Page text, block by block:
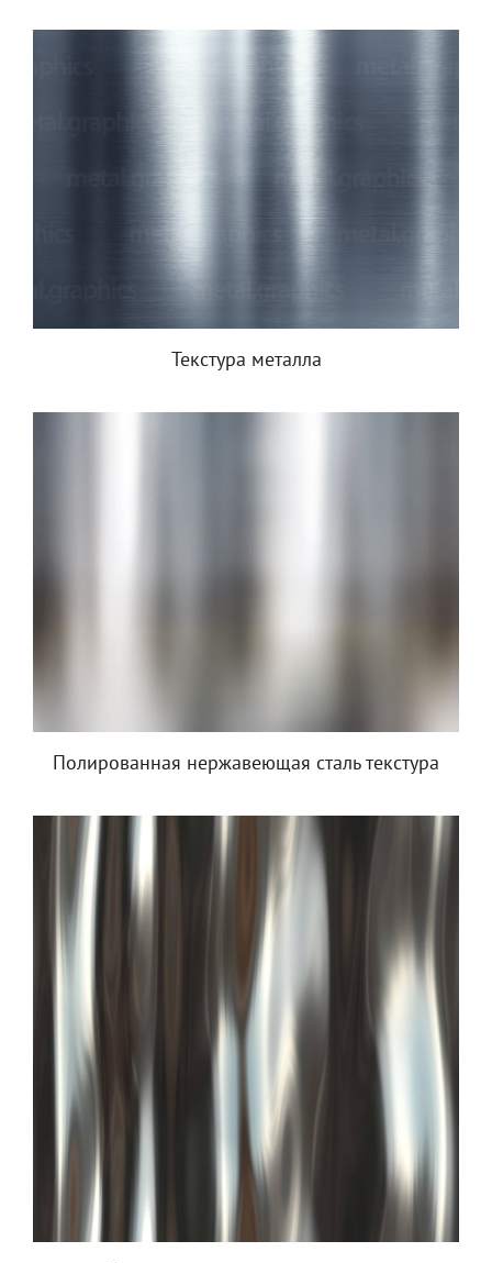
Текстура металла
Полированная нержавеющая сталь текстура